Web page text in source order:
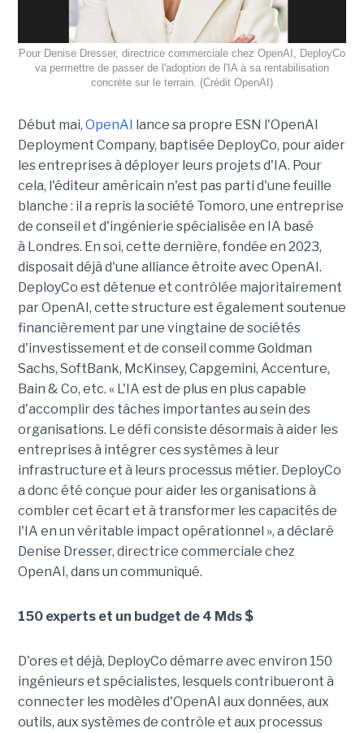
Pour Denise Dresser, directrice commerciale chez OpenAI, DeployCo
va permettre de passer de l'adoption de l'IA à sa rentabilisation
concrète sur le terrain. (Crédit OpenAI)
Début mai, OpenAI lance sa propre ESN l'OpenAI
Deployment Company, baptisée DeployCo, pour aider
les entreprises à déployer leurs projets d'IA. Pour
cela, l'éditeur américain n'est pas parti d'une feuille
blanche : il a repris la société Tomoro, une entreprise
de conseil et d'ingénierie spécialisée en IA basé
à Londres. En soi, cette dernière, fondée en 2023,
disposait déjà d'une alliance étroite avec OpenAI.
DeployCo est détenue et contrôlée majoritairement
par OpenAI, cette structure est également soutenue
financièrement par une vingtaine de sociétés
d'investissement et de conseil comme Goldman
Sachs, SoftBank, McKinsey, Capgemini, Accenture,
Bain & Co, etc. « L'IA est de plus en plus capable
d'accomplir des tâches importantes au sein des
organisations. Le défi consiste désormais à aider les
entreprises à intégrer ces systèmes à leur
infrastructure et à leurs processus métier. DeployCo
a donc été conçue pour aider les organisations à
combler cet écart et à transformer les capacités de
l'IA en un véritable impact opérationnel », a déclaré
Denise Dresser, directrice commerciale chez
OpenAI, dans un communiqué.
150 experts et un budget de 4 Mds $
D'ores et déjà, DeployCo démarre avec environ 150
ingénieurs et spécialistes, lesquels contribueront à
connecter les modèles d'OpenAI aux données, aux
outils, aux systèmes de contrôle et aux processus